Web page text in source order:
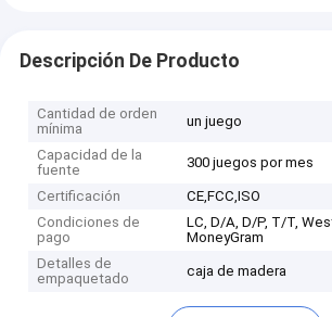
Descripción De Producto
Cantidad de orden
mínima
un juego
Capacidad de la
fuente
300 juegos por mes
Certificación
CE,FCC,ISO
Condiciones de
pago
LC, D/A, D/P, T/T,
MoneyGram
Detalles de
empaquetado
caja de madera